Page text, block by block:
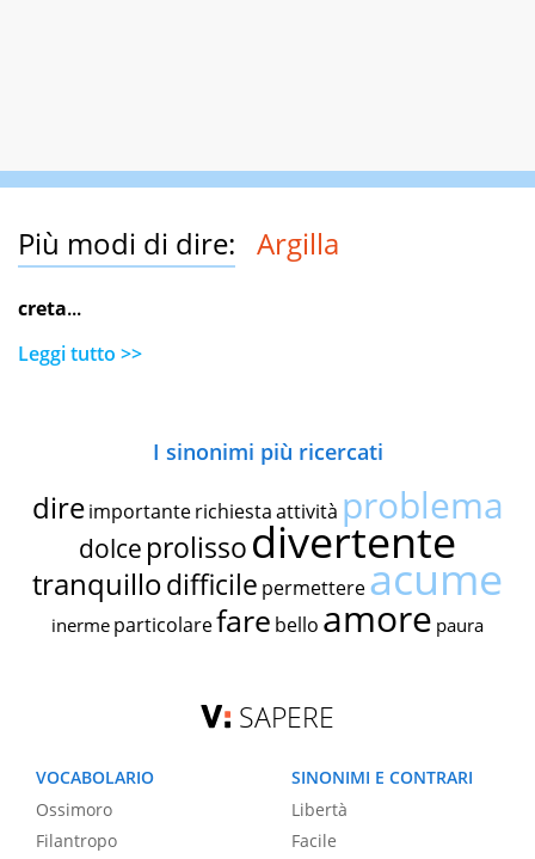
Più modi di dire: Argilla
creta...
Leggi tutto >>
I sinonimi più ricercati
dire importante richiestaattività problema
dolce prolissodivertente
tranquillodifficile permettereacume
inerme particolarefare bello amore paura
SAPERE
VOCABOLARIO
Ossimoro
Filantropo
SINONIMI E CONTRARI
Libertà
Facile